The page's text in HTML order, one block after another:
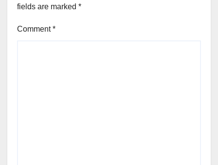
fields are marked *
Comment*